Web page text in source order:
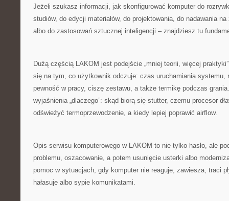
Jeżeli szukasz informacji, jak skonfigurować komputer do
studiów, do edycji materiałów, do projektowania, do nadawania
albo do zastosowań sztucznej inteligencji – znajdziesz tu
Dużą częścią LAKOM jest podejście „mniej teorii, więcej
się na tym, co użytkownik odczuje: czas uruchamiania systemu,
pewność w pracy, ciszę zestawu, a także termikę podczas
wyjaśnienia „dlaczego”: skąd biorą się stutter, czemu procesor
odświeżyć termoprzewodzenie, a kiedy lepiej poprawić airflow.
Opis serwisu komputerowego w LAKOM to nie tylko hasło, ale
problemu, oszacowanie, a potem usunięcie usterki albo
pomoc w sytuacjach, gdy komputer nie reaguje, zawiesza, traci
hałasuje albo sypie komunikatami.